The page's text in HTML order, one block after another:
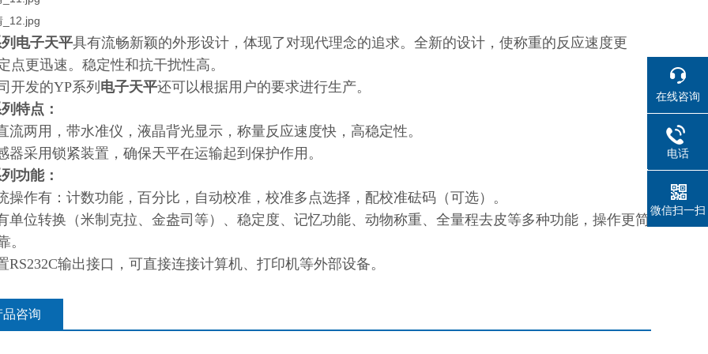
电子天平具有流畅新颖的外形设计，体现了对现代理念的追求。全新的设计，使称重的反应速度更
点更迅速。稳定性和抗干扰性高。
开发的YP系列 电子天平还可以根据用户的要求进行生产。
特点：
流两用，带水准仪，液晶背光显示，称量反应速度快，高稳定性。
器采用锁紧装置，确保天平在运输起到保护作用。
功能：
操作有：计数功能，百分比，自动校准，校准多点选择，配校准砝码（可选）。
单位转换（米制克拉、金盎司等）、稳定度、记忆功能、动物称重、全量程去皮等多种功能，操作更简
。
RS232C输出接口，可直接连接计算机、打印机等外部设备。
品咨询
在线咨询
电话
微信扫一扫